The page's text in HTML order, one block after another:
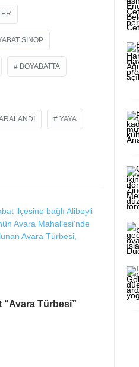
SINOP
BOYABATTA
YAYA
“Avara Türbesi”